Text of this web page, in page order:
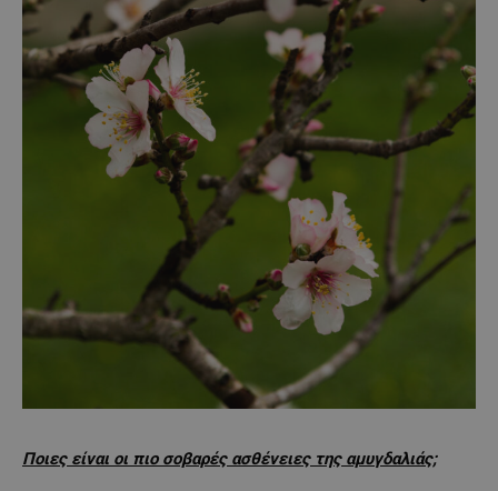
Ποιες είναι οι πιο σοβαρές ασθένειες της αμυγδαλιάς;